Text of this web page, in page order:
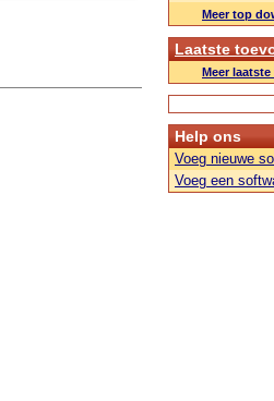
Meer top
Laatste
Meer
Help ons
Voeg nieuwe
Voeg een